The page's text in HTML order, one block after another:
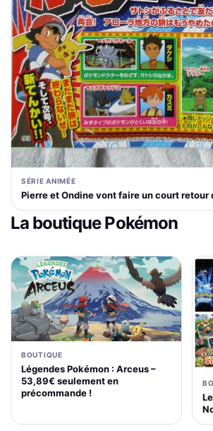
SÉRIE ANIMÉE
Pierre et Ondine vont faire un court retour
La boutique Pokémon
BOUTIQUE
Légendes Pokémon : Arceus –
53,89€ seulement en
précommande !